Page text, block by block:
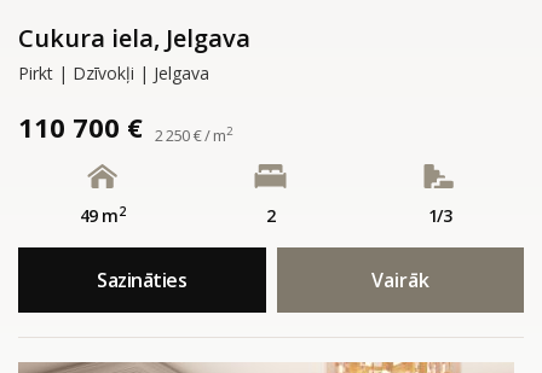
Cukura iela, Jelgava
Pirkt | Dzīvokļi | Jelgava
110 700 € 2 250 € / m2
49 m2 2 1/3
Sazināties Vairāk